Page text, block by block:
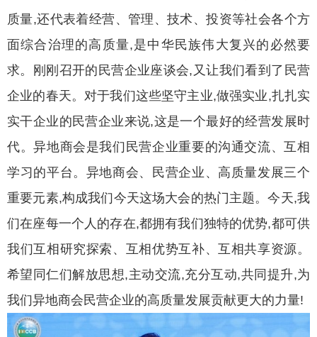
质量,还代表着经营、管理、技术、投资等社会各个方
面综合治理的高质量,是中华民族伟大复兴的必然要
求。刚刚召开的民营企业座谈会,又让我们看到了民营
企业的春天。对于我们这些坚守主业,做强实业,扎扎实
实干企业的民营企业来说,这是一个最好的经营发展时
代。异地商会是我们民营企业重要的沟通交流、互相
学习的平台。异地商会、民营企业、高质量发展三个
重要元素,构成我们今天这场大会的热门主题。今天,我
们在座每一个人的存在,都拥有我们独特的优势,都可供
我们互相研究探索、互相优势互补、互相共享资源。
希望同仁们解放思想,主动交流,充分互动,共同提升,为
我们异地商会民营企业的高质量发展贡献更大的力量!